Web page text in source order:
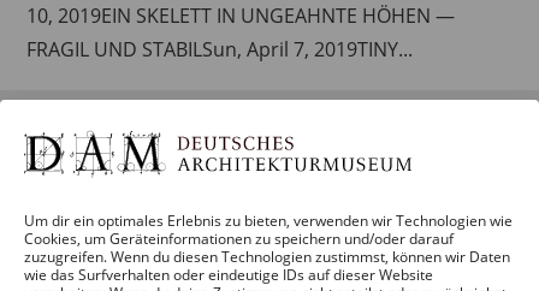
Um dir ein optimales Erlebnis zu bieten, verwenden wir Technologien wie
Cookies, um Geräteinformationen zu speichern und/oder darauf
zuzugreifen. Wenn du diesen Technologien zustimmst, können wir Daten
wie das Surfverhalten oder eindeutige IDs auf dieser Website
10, 2019EIN SKELETT IN UNGEAHNTE HÖHEN —
FRAGIL UND STABILSun, April 7, 2019TINY...
BESUCH
Infos und Services
Führungen